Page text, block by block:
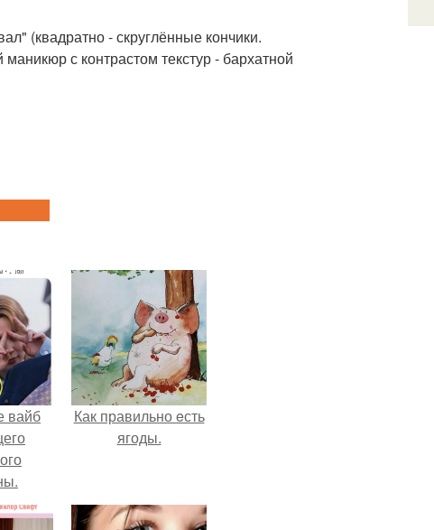
(квадратно - скруглённые кончики.
с контрастом текстур - бархатной
вайб
Как правильно eсть
ягоды.